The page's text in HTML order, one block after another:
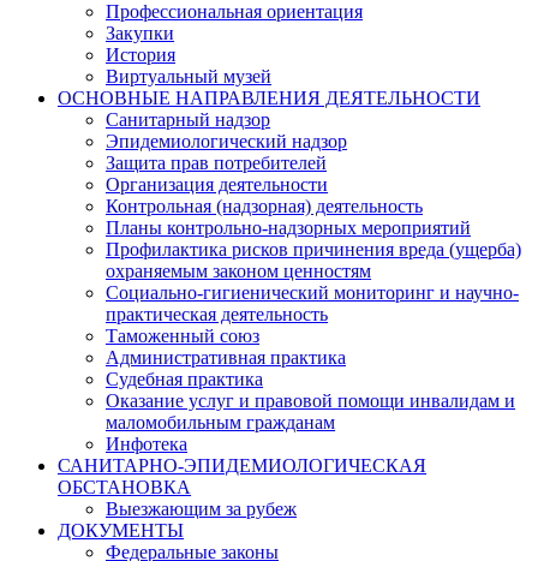
Профессиональная ориентация
Закупки
История
Виртуальный музей
ОСНОВНЫЕ НАПРАВЛЕНИЯ ДЕЯТЕЛЬНОСТИ
Санитарный надзор
Эпидемиологический надзор
Защита прав потребителей
Организация деятельности
Контрольная (надзорная) деятельность
Планы контрольно-надзорных мероприятий
Профилактика рисков причинения вреда (ущерба)
охраняемым законом ценностям
Социально-гигиенический мониторинг и научно-
практическая деятельность
Таможенный союз
Административная практика
Судебная практика
Оказание услуг и правовой помощи инвалидам и
маломобильным гражданам
Инфотека
САНИТАРНО-ЭПИДЕМИОЛОГИЧЕСКАЯ
ОБСТАНОВКА
Выезжающим за рубеж
ДОКУМЕНТЫ
Федеральные законы